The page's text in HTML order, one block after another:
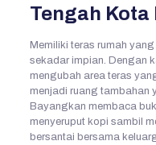
Tengah
Memiliki teras rumah
sekadar impian. Dengan
mengubah area teras
menjadi ruang tambahan
Bayangkan membaca
menyeruput kopi sambil
bersantai bersama